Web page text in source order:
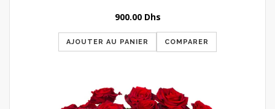
900.00 Dhs
AJOUTER AU PANIER COMPARER